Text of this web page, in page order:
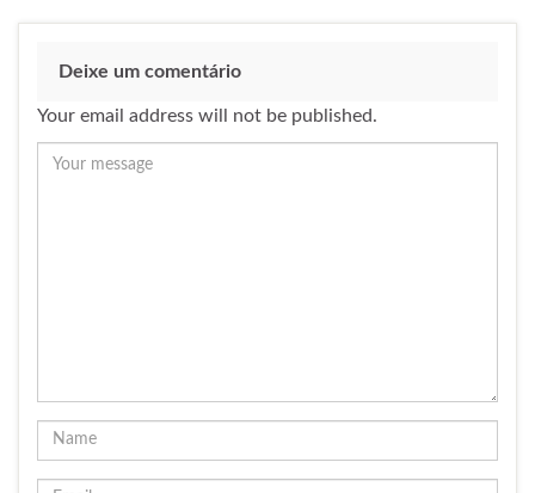
Deixe um comentário
Your email address will not be published.